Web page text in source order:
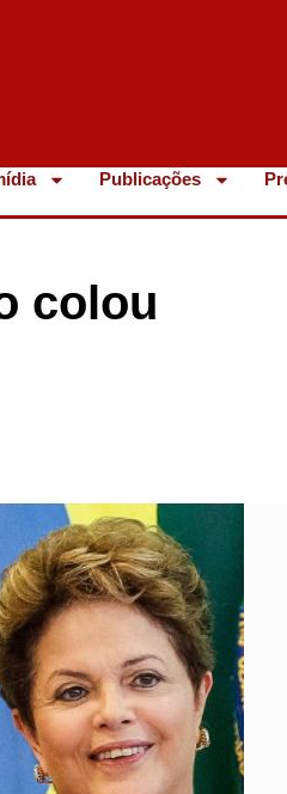
Publicações
colou